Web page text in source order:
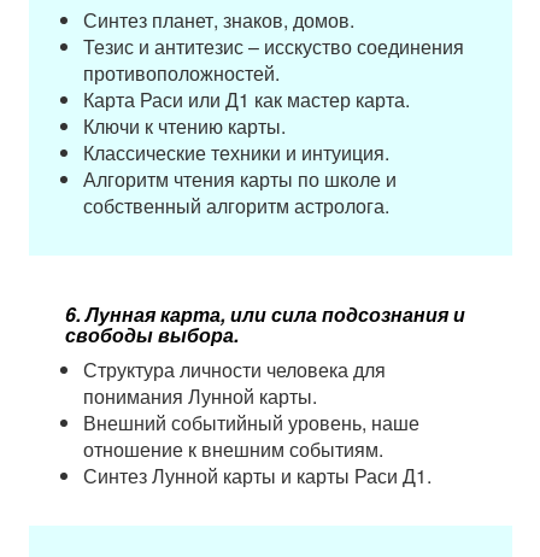
Синтез планет, знаков, домов.
Тезис и антитезис – исскуство соединения
противоположностей.
Карта Раси или Д1 как мастер карта.
Ключи к чтению карты.
Классические техники и интуиция.
Алгоритм чтения карты по школе и
собственный алгоритм астролога.
6.​ Лунная карта, или сила подсознания и
свободы выбора.
Структура личности человека для
понимания Лунной карты.
Внешний событийный уровень, наше
отношение к внешним событиям.
Синтез Лунной карты и карты Раси Д1.